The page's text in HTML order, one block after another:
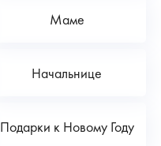
Маме
Начальнице
Подарки к Новому Году